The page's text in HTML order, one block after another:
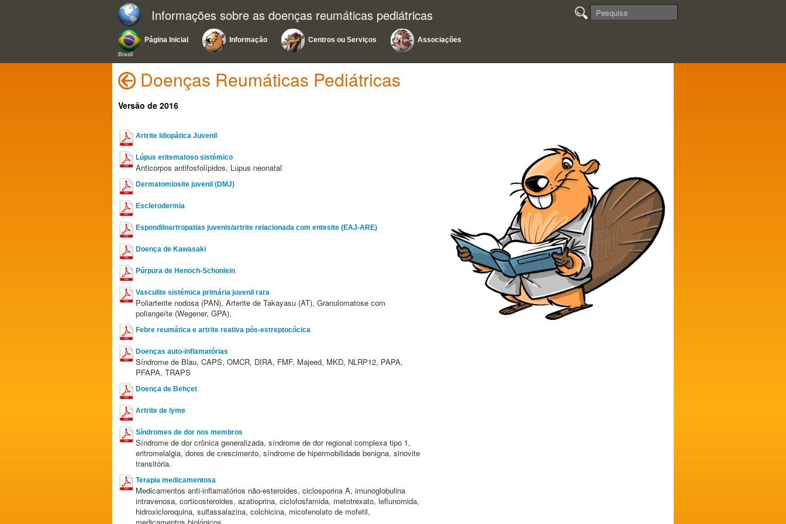
Informações sobre as doenças reumáticas pediátricas
Página Inicial
Brasil
Informação Centros ou Serviços Associações
Doenças Reumáticas Pediátricas
Versão de 2016
Artrite Idiopática Juvenil
Lúpus eritematoso sistémico
Anticorpos antifosfolípidos, Lúpus neonatal
Dermatomiosite juvenil (DMJ)
Esclerodermia
Espondiloartropatias juvenis/artrite relacionada com entesite (EAJ-ARE)
Doença de Kawasaki
Púrpura de Henoch-Schonlein
Vasculite sistémica primária juvenil rara
Poliarterite nodosa (PAN), Arterite de Takayasu (AT), Granulomatose com
poliangeíte (Wegener, GPA),
Febre reumática e artrite reativa pós-estreptocócica
Doenças auto-inflamatórias
Síndrome de Blau, CAPS, OMCR, DIRA, FMF, Majeed, MKD, NLRP12, PAPA,
PFAPA, TRAPS
Doença de Behçet
Artrite de lyme
Síndromes de dor nos membros
Síndrome de dor crônica generalizada, síndrome de dor regional complexa tipo 1,
eritromelalgia, dores de crescimento, síndrome de hipermobilidade benigna, sinovite
transitória.
Terapia medicamentosa
Medicamentos anti-inflamatórios não-esteroides, ciclosporina A, imunoglobulina
intravenosa, corticosteroides, azatioprina, ciclofosfamida, metotrexato, leflunomida,
hidroxicloroquina, sulfassalazina, colchicina, micofenolato de mofetil,